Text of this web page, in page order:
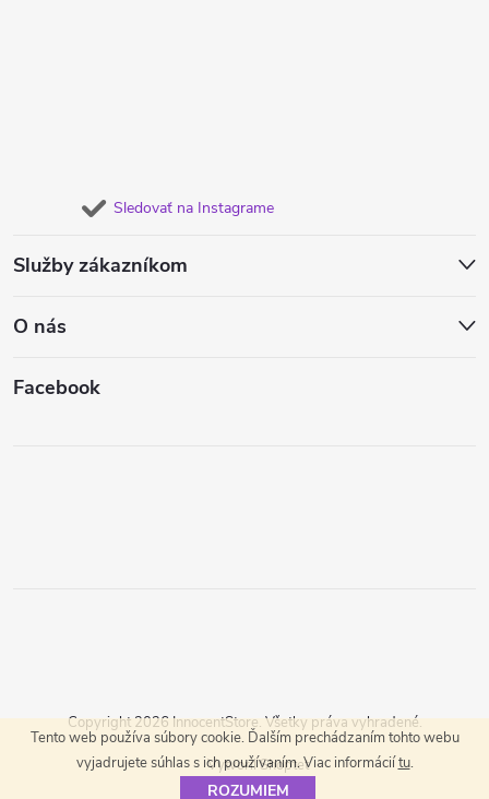
Tento web používa súbory cookie. Ďalším prechádzaním tohto webu
vyjadrujete súhlas s ich používaním. Viac informáciítu.
ROZUMIEM
Sledovať na Instagrame
Služby zákazníkom
O nás
Facebook
Vytvoril Shoptet
Copyright 2026 InnocentStore. Všetky práva vyhradené.